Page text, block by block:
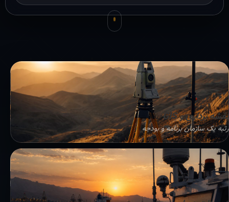
نقشه برداری و GIS
رتبه یک سازمان برنامه و بودجه